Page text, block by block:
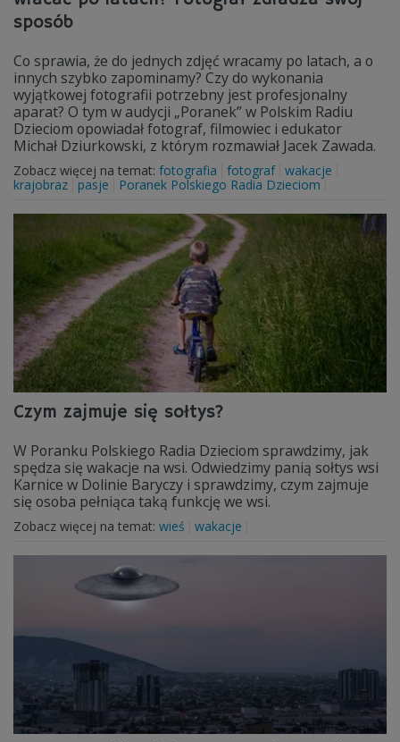
sposób
Co sprawia, że do jednych zdjęć wracamy po latach, a o
innych szybko zapominamy? Czy do wykonania
wyjątkowej fotografii potrzebny jest profesjonalny
aparat? O tym w audycji „Poranek” w Polskim Radiu
Dzieciom opowiadał fotograf, filmowiec i edukator
Michał Dziurkowski, z którym rozmawiał Jacek Zawada.
Zobacz więcej na temat: fotografia fotograf wakacje
krajobraz
pasje Poranek Polskiego Radia Dzieciom
Czym zajmuje się sołtys?
W Poranku Polskiego Radia Dzieciom sprawdzimy, jak
spędza się wakacje na wsi. Odwiedzimy panią sołtys wsi
Karnice w Dolinie Baryczy i sprawdzimy, czym zajmuje
się osoba pełniąca taką funkcję we wsi.
Zobacz więcej na temat: wieś wakacje